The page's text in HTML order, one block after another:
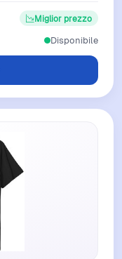
Miglior prezzo
Disponibile